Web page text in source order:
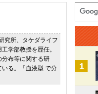
究所、タケダライフ
学部教授を歴任。
分布等に関する研
る。「血液型 で分
1